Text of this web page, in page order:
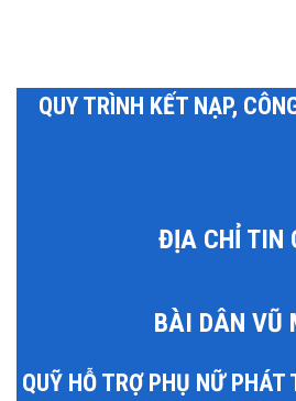
QUY TRÌNH KẾT NẠP,
ĐỊA CHỈ TIN
BÀI DÂN VŨ
QUỸ HỖ TRỢ PHỤ NỮ PHÁT